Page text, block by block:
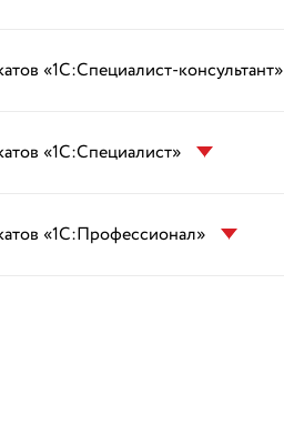
«1С:Специалист-консультант»
«1С:Специалист»
«1С:Профессионал»